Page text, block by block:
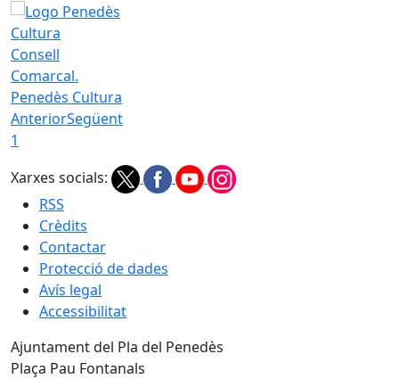
Consell
Comarcal.
Penedès Cultura
AnteriorSegüent
1
Xarxes socials:
RSS
Crèdits
Contactar
Protecció de dades
Avís legal
Accessibilitat
Ajuntament del Pla del Penedès
Plaça Pau Fontanals